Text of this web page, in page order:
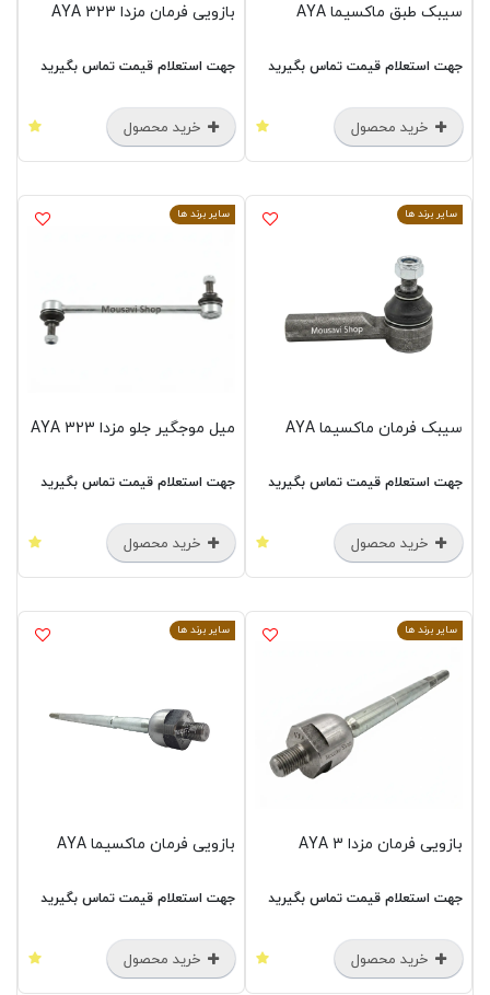
سیبک طبق ماکسیما AYA
جهت استعلام قیمت تماس بگیرید
خرید محصول
بازویی فرمان مزدا 323 AYA
جهت استعلام قیمت تماس بگیرید
خرید محصول
سایر برند ها
سیبک فرمان ماکسیما AYA
جهت استعلام قیمت تماس بگیرید
خرید محصول
سایر برند ها
میل موجگیر جلو مزدا 323 AYA
جهت استعلام قیمت تماس بگیرید
خرید محصول
سایر برند ها
بازویی فرمان مزدا 3 AYA
جهت استعلام قیمت تماس بگیرید
خرید محصول
سایر برند ها
بازویی فرمان ماکسیما AYA
جهت استعلام قیمت تماس بگیرید
خرید محصول